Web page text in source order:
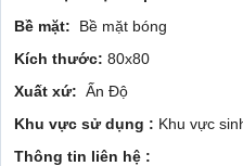
Bề mặt: Bề mặt bóng
Kích thước: 80x80
Xuất xứ: Ấn Độ
Khu vực sử dụng : Khu vực
Thông tin liên hệ :